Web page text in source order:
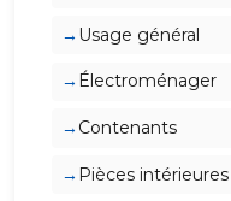
Usage général
Électroménager
Contenants
Pièces